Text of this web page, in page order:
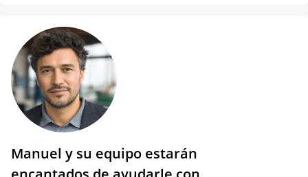
Manuel y su equipo estarán